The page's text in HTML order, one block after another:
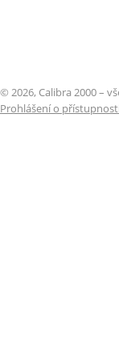
© 2026, Calibra 2000 –
Prohlášení o přístupnosti